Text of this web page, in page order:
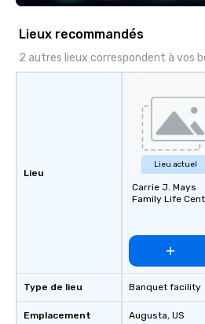
Lieux recommandés
2 autres lieux correspondent à vos
Lieu
Type de lieu
Emplacement
Lieu actuel
Carrie J. Mays
Family Life
Banquet facility
Augusta, US